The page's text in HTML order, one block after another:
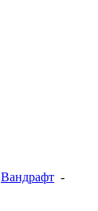
Вандрафт -